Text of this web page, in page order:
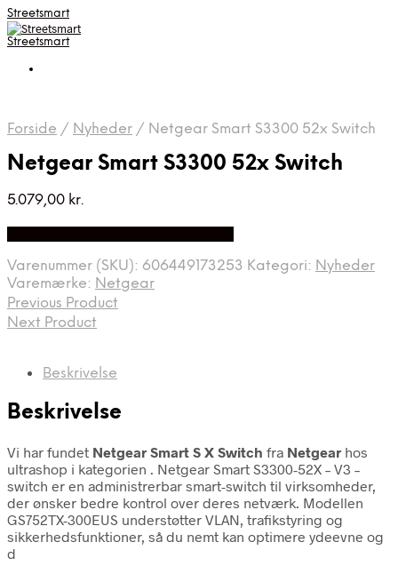
Streetsmart
Streetsmart
Forside / Nyheder / Netgear Smart S3300 52x Switch
Netgear Smart S3300 52x Switch
5.079,00 kr.
Varenummer (SKU): 606449173253 Kategori: Nyheder
Varemærke: Netgear
Previous Product
Next Product
Beskrivelse
Beskrivelse
Vi har fundet Netgear Smart S X Switch fra Netgear hos
ultrashop i kategorien . Netgear Smart S3300-52X – V3 –
switch er en administrerbar smart-switch til virksomheder,
der ønsker bedre kontrol over deres netværk. Modellen
GS752TX-300EUS understøtter VLAN, trafikstyring og
sikkerhedsfunktioner, så du nemt kan optimere ydeevne og
d